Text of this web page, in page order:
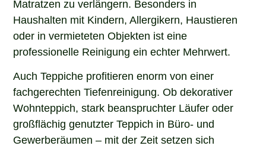
Matratzen zu verlängern. Besonders in
Haushalten mit Kindern, Allergikern, Haustieren
oder in vermieteten Objekten ist eine
professionelle Reinigung ein echter Mehrwert.
Auch Teppiche profitieren enorm von einer
fachgerechten Tiefenreinigung. Ob dekorativer
Wohnteppich, stark beanspruchter Läufer oder
großflächig genutzter Teppich in Büro- und
Gewerberäumen – mit der Zeit setzen sich